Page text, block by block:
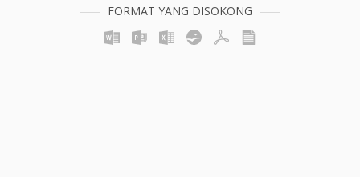
FORMAT YANG DISOKONG